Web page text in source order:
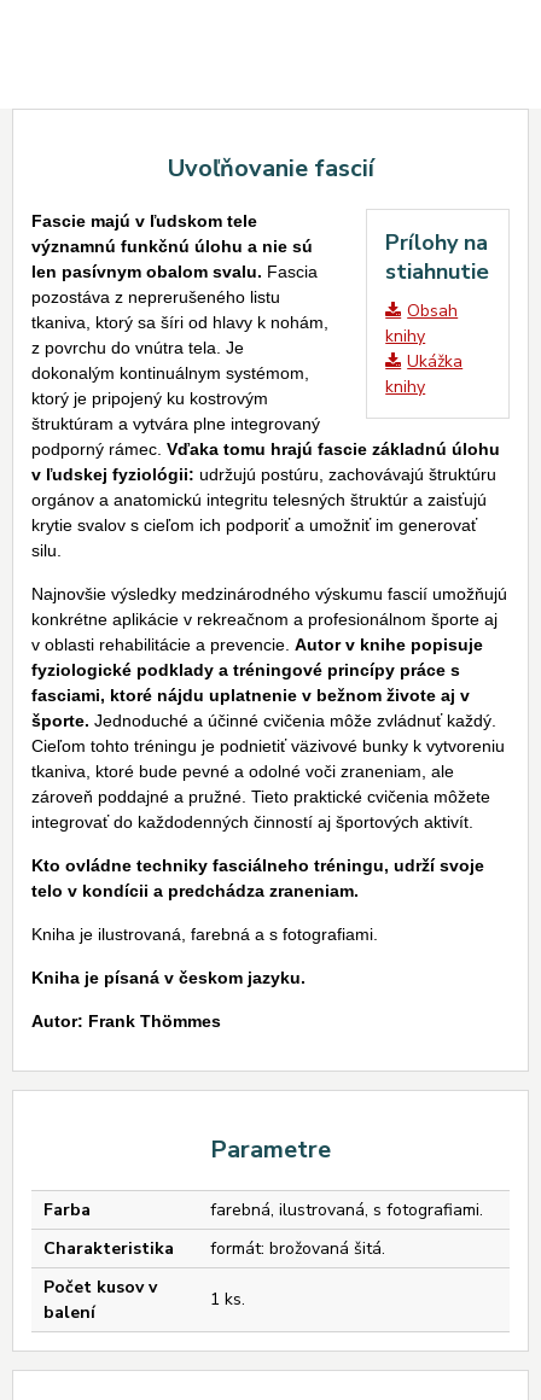
Uvoľňovanie fascií
Prílohy na
stiahnutie
Obsah
knihy
Ukážka
knihy
Fascie majú v ľudskom tele
významnú funkčnú úlohu a nie sú
len pasívnym obalom svalu. Fascia
pozostáva z neprerušeného listu
tkaniva, ktorý sa šíri od hlavy k nohám,
z povrchu do vnútra tela. Je
dokonalým kontinuálnym systémom,
ktorý je pripojený ku kostrovým
štruktúram a vytvára plne integrovaný
podporný rámec. Vďaka tomu hrajú fascie základnú úlohu
v ľudskej fyziológii: udržujú postúru, zachovávajú štruktúru
orgánov a anatomickú integritu telesných štruktúr a zaisťujú
krytie svalov s cieľom ich podporiť a umožniť im generovať
silu.
Najnovšie výsledky medzinárodného výskumu fascií umožňujú
konkrétne aplikácie v rekreačnom a profesionálnom športe aj
v oblasti rehabilitácie a prevencie. Autor v knihe popisuje
fyziologické podklady a tréningové princípy práce s
fasciami, ktoré nájdu uplatnenie v bežnom živote aj v
športe. Jednoduché a účinné cvičenia môže zvládnuť každý.
Cieľom tohto tréningu je podnietiť väzivové bunky k vytvoreniu
tkaniva, ktoré bude pevné a odolné voči zraneniam, ale
zároveň poddajné a pružné. Tieto praktické cvičenia môžete
integrovať do každodenných činností aj športových aktivít.
Kto ovládne techniky fasciálneho tréningu, udrží svoje
telo v kondícii a predchádza zraneniam.
Kniha je ilustrovaná, farebná a s fotografiami.
Kniha je písaná v českom jazyku.
Autor: Frank Thömmes
Parametre
Farba
farebná, ilustrovaná, s fotografiami.
Charakteristika
formát: brožovaná šitá.
Počet kusov v
balení
1 ks.